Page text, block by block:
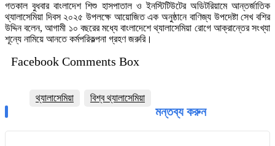
গতকাল বুধবার বাংলাদেশ শিশু হাসপাতাল ও ইনস্টিটিউটের অডিটরিয়ামে আন্তর্জাতিক
থ্যালাসেমিয়া দিবস ২০২৫ উপলক্ষে আয়োজিত এক অনুষ্ঠানে বাণিজ্য উপদেষ্টা সেখ বশির
উদ্দিন বলেন, আগামী ১০ বছরের মধ্যে বাংলাদেশে থ্যালাসেমিয়া রোগে আক্রান্তের সংখ্যা
শূন্যে নামিয়ে আনতে কর্মপরিকল্পনা গ্রহণ জরুরি।
Facebook Comments Box
থ্যালাসেমিয়া বিশ্ব থ্যালাসেমিয়া
মন্তব্য করুন